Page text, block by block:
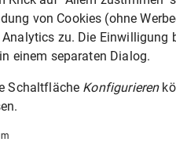
Tastatur zur Navigation zwischen
von Cookies (ohne
Analytics zu. Die Einwilligung
einem separaten Dialog.
Schaltfläche Konfigurieren